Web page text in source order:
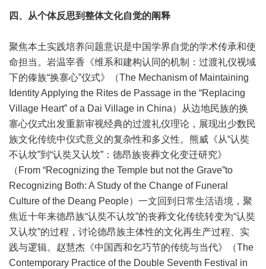
四、从个体反思到整体文化自觉的阐释
聚焦本土实践培养问题意识是中国学界自觉的学术传承和使
命担当。岩温宰香《维系和建构认同的机制：过渡礼仪视域
下的傣族“换寨心”仪式》（The Mechanism of Maintaining
Identity Applying the Rites de Passage in the “Replacing
Village Heart” of a Dai Village in China）从边地民族的换
寨心仪式出发重新审视经典的过渡礼仪理论，展现出少数民
族文化传统中仪式意义的复杂性和多义性。熊威《从“认奘
不认坟”到“认奘又认坟”：德昂族丧葬文化变迁研究》
（From “Recognizing the Temple but not the Grave”to
Recognizing Both: A Study of the Change of Funeral
Culture of the Deang People）一文回到日常生活语境，聚
焦近十年来德昂族“认奘不认坟”的丧葬文化传统转变为“认奘
又认坟”的过程，讨论德昂族主体性的文化再生产过程、实
践与逻辑。赵慧杰《中国西和乞巧节的传统与当代》（The
Contemporary Practice of the Double Seventh Festival in